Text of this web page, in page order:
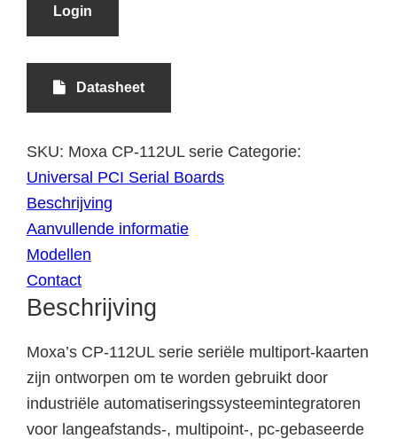
Login
Datasheet
SKU: Moxa CP-112UL serie Categorie:
Universal PCI Serial Boards
Beschrijving
Aanvullende informatie
Modellen
Contact
Beschrijving
Moxa’s CP-112UL serie seriële multiport-kaarten
zijn ontworpen om te worden gebruikt door
industriële automatiseringssysteemintegratoren
voor langeafstands-, multipoint-, pc-gebaseerde